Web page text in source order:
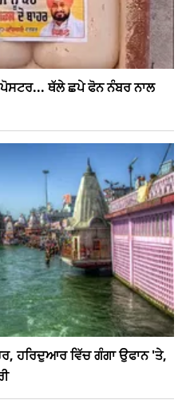
ਥੱਲੇ ਛਪੇ ਫੋਨ ਨੰਬਰ ਨਾਲ
ਹਰਿਦੁਆਰ ਵਿੱਚ ਗੰਗਾ ਉਫਾਨ 'ਤੇ,